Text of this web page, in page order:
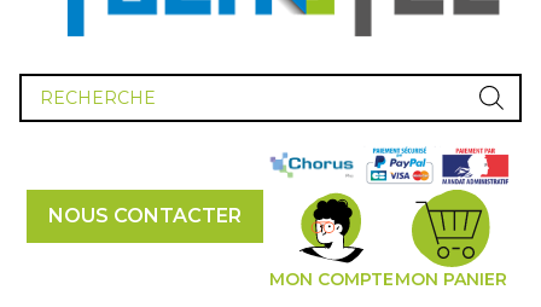
Recherche
de
produits
NOUS CONTACTER
MON COMPTEMON PANIER